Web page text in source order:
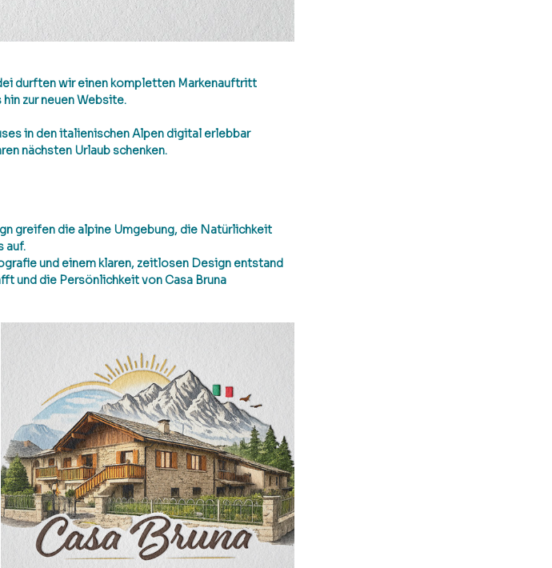
durften wir einen kompletten Markenauftritt
zur neuen Website.
in den italienischen Alpen digital erlebbar
nächsten Urlaub schenken.
greifen die alpine Umgebung, die Natürlichkeit
auf.
und einem klaren, zeitlosen Design entstand
und die Persönlichkeit von Casa Bruna